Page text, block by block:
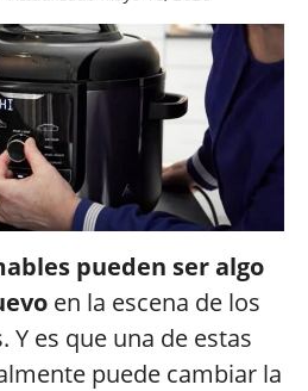
pueden ser algo
en la escena de los
es que una de estas
puede cambiar la